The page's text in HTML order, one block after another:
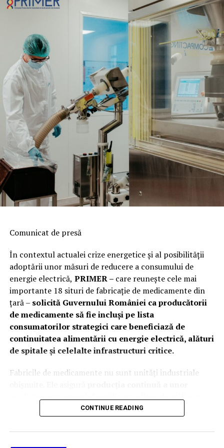
Comunicat de presă
În contextul actualei crize energetice și al posibilității
adoptării unor măsuri de reducere a consumului de
energie electrică, PRIMER – care reuneşte cele mai
importante 18 situri de fabricaţie de medicamente din
ţară – solicită Guvernului României ca producătorii
de medicamente să fie incluși pe lista
consumatorilor strategici care beneficiază de
continuitatea alimentării cu energie electrică, alături
de spitale și celelalte infrastructuri critice.
Fabricile de medicamente nu sunt unități industriale
de pacienți români și de spitalele din toată țara
reprezintă ocondiție indispensabilă pentru
desfășurarea proceselor de fabricație
CONTINUE READING